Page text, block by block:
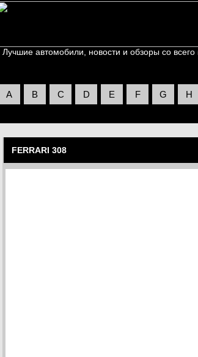
Лучшие автомобили, новости и обзоры со всего
A B C D E F G H
FERRARI 308